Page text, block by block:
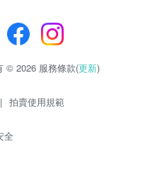
© 2026 服務條款(更新)
| 拍賣使用規範
全